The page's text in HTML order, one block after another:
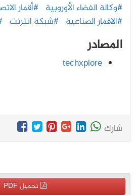
#وكالة الفضاء الأوروبية #أقمار
#الاقمار الصناعية #شبكة انترنت
المصادر
techxplore
شارك
تحميل PDF